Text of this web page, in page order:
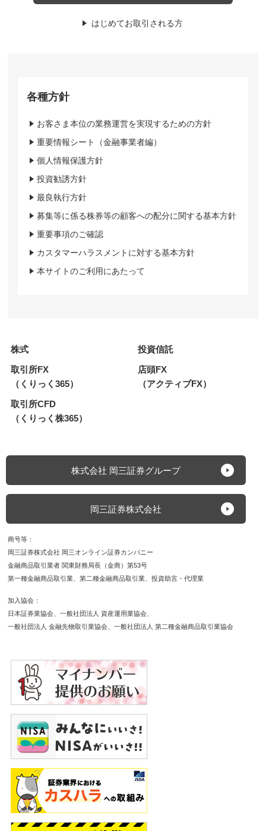
はじめてお取引される方
各種方針
お客さま本位の業務運営を実現するための方針
重要情報シート（金融事業者編）
個人情報保護方針
投資勧誘方針
最良執行方針
募集等に係る株券等の顧客への配分に関する基本方針
重要事項のご確認
カスタマーハラスメントに対する基本方針
本サイトのご利用にあたって
株式
投資信託
取引所FX
（くりっく365）
店頭FX
（アクティブFX）
取引所CFD
（くりっく株365）
株式会社 岡三証券グループ
岡三証券株式会社
商号等
岡三証券株式会社 岡三オンライン証券カンパニー
金融商品取引業者 関東財務局長（金商）第53号
第一種金融商品取引業
第二種金融商品取引業 投資助言・代理業
加入協会
日本証券業協会
一般社団法人 資産運用業協会
一般社団法人 金融先物取引業協会
一般社団法人 第二種金融商品取引業協会